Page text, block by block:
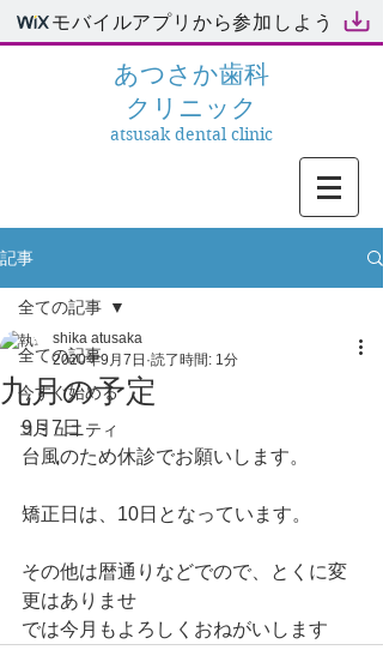
モバイルアプリから参加しよう
あつさか歯科
クリニック
atsusak dental clinic
記事
全ての記事
今すぐ始める
コミュニティ
全ての記事
九月の予定
shika atusaka
2020年9月7日 読了時間: 1分
9月7日
台風のため休診でお願いします。
矯正日は、10日となっています。
その他は暦通りなどでので、とくに変
更はありませ
では今月もよろしくおねがいします